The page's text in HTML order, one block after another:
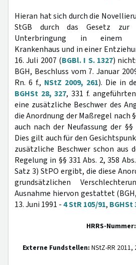
Hieran hat sich durch die
StGB durch das Gesetz zur
Unterbringung in einem
Krankenhaus und in einer
16. Juli 2007 (BGBl. I S. 1327)
BGH, Beschluss vom 7. Januar
Rn. 6 f., NStZ 2009, 261). Die in
BGHSt 28, 327, 331 f.
eine zusätzliche Beschwer des
die Anordnung der Maßregel nach §
auch nach der Neufassung der §§
Dies gilt auch für den
zusätzliche Beschwer schon aus
Regelung in §§ 331 Abs. 2, 358
Satz 3) StPO ergibt, die diese
grundsätzlichen
Ausnahme hiervon gestattet
13. Juni 1991 -4 StR 105/91, BGHSt
HRRS-Nummer:
Externe Fundstellen: NStZ-RR 2011,